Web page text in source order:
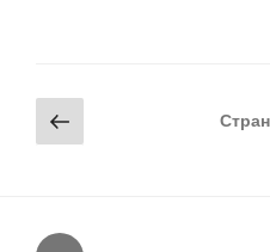
Пагинация
записей
Предыдущая
страница
VK